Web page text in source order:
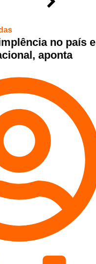
no país e
aponta